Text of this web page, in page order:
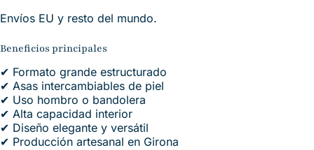
Envíos EU y resto del mundo.
Beneficios principales
✔ Formato grande estructurado
✔ Asas intercambiables de piel
✔ Uso hombro o bandolera
✔ Alta capacidad interior
✔ Diseño elegante y versátil
✔ Producción artesanal en Girona